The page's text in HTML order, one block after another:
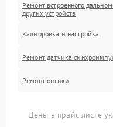
Ремонт встроенного
других устройств
Калибровка и настройка
Ремонт датчика
Ремонт оптики
Цены в прайс-листе